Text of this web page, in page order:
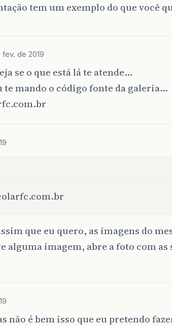
tem um exemplo do que você
de 2019
se o que está lá te atende…
te mando o código fonte da galeria…
que eu quero, as imagens do
alguma imagem, abre a foto com as
não é bem isso que eu pretendo